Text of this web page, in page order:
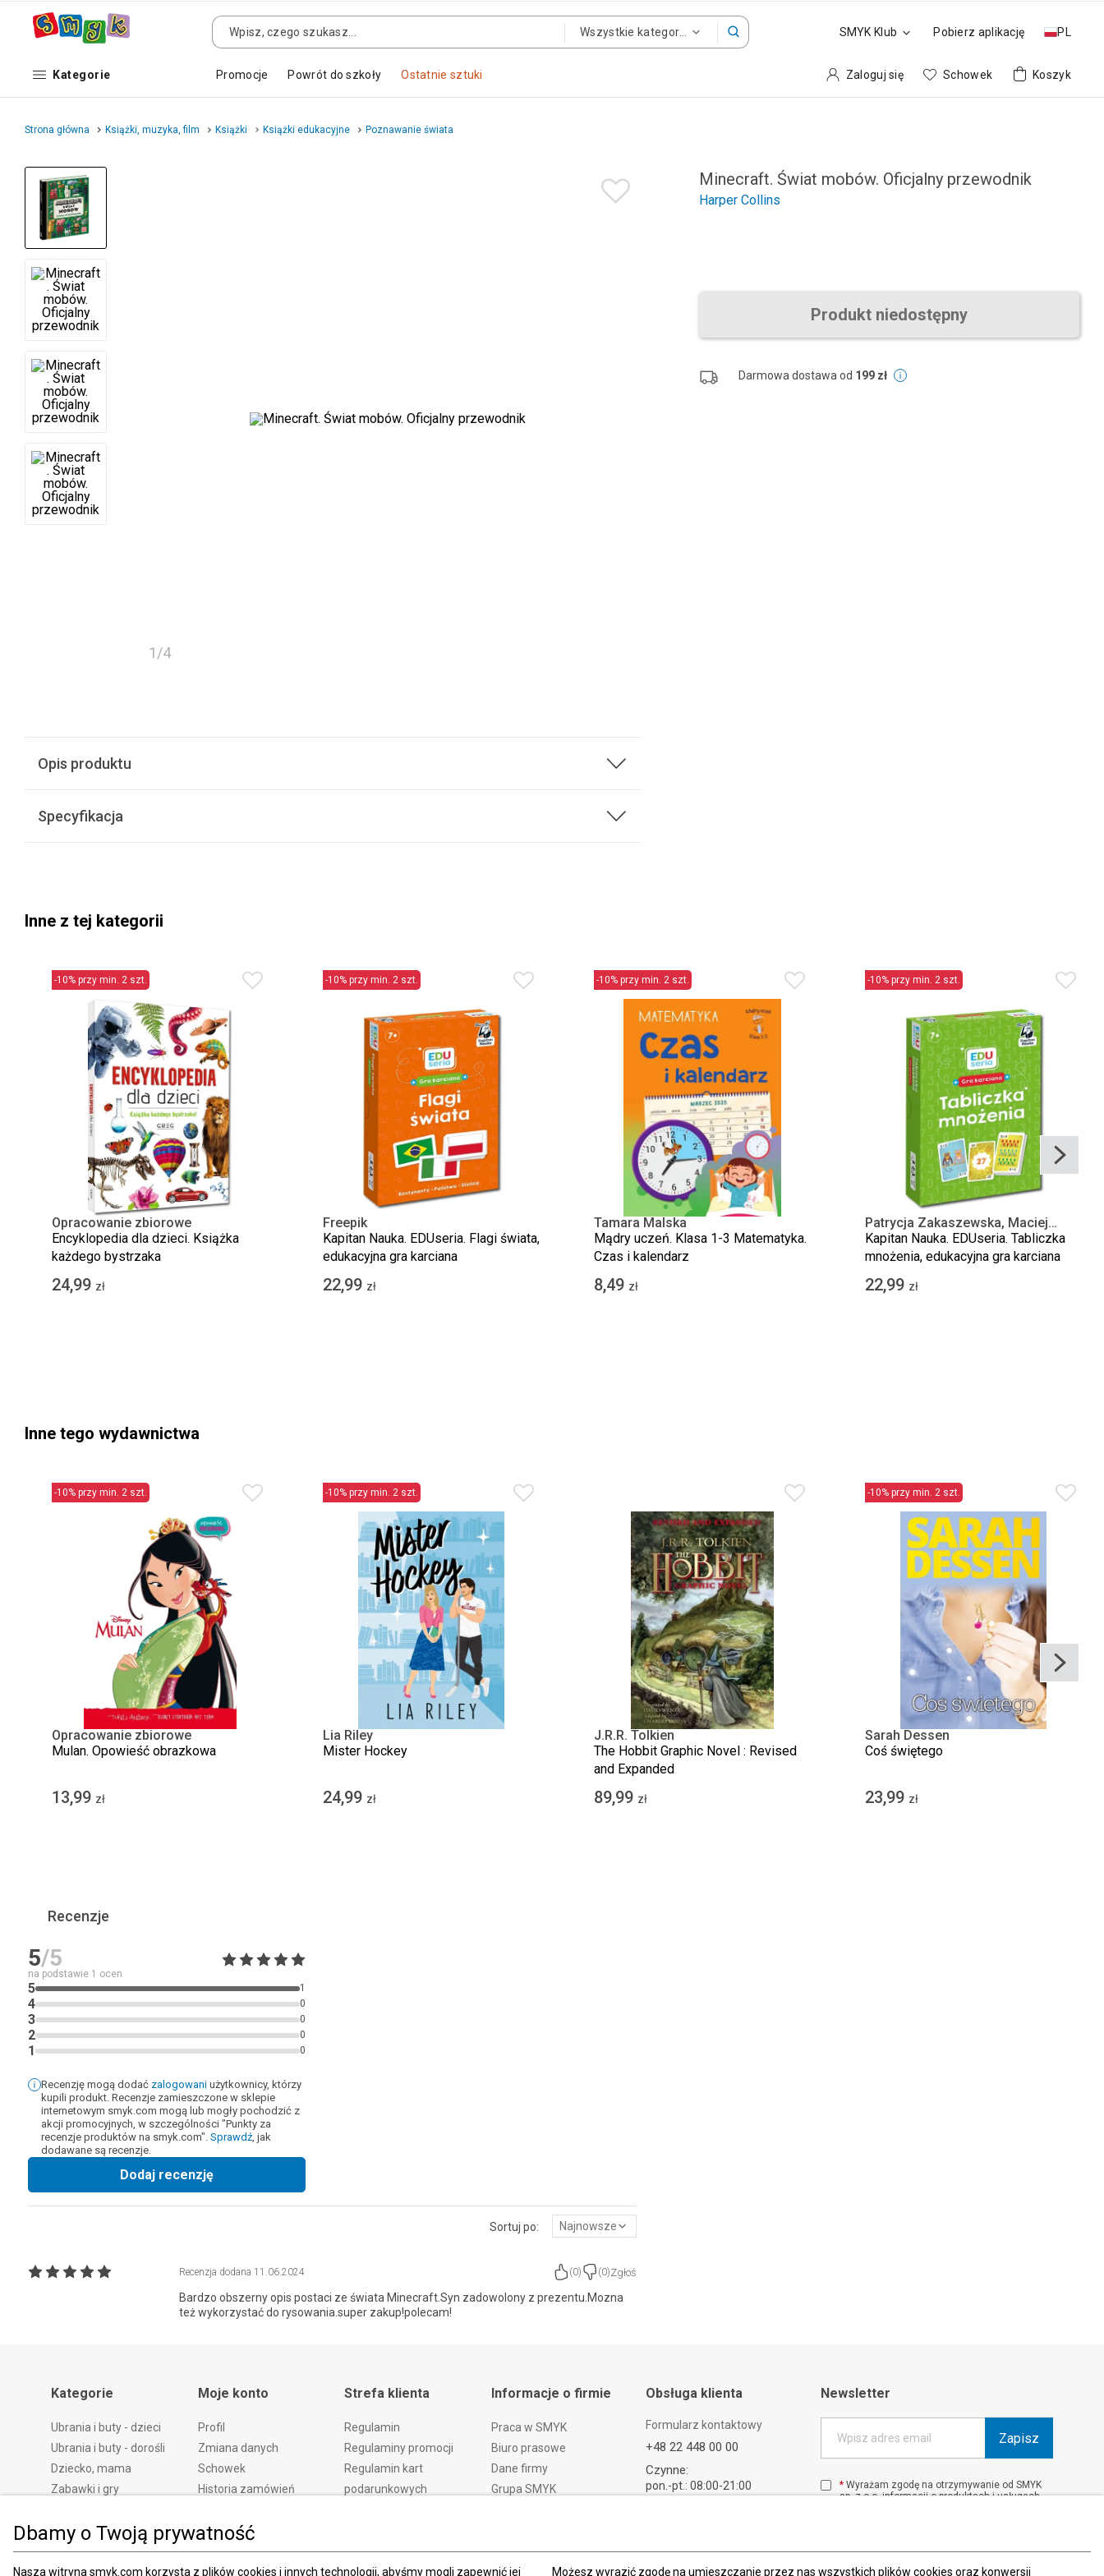
SMYK Klub Pobierz aplikację PL
Kategorie Promocje Powrót do szkoły Ostatnie sztuki
Dbamy o Twoją prywatność
Nasza witryna smyk.com korzysta z plików cookies i innych technologii, abyśmy mogli zapewnić jej Możesz wyrazić zgodę na umieszczanie przez nas wszystkich plików cookies oraz konwersji
Zaloguj się Schowek Koszyk
Strona główna Książki, muzyka, film Książki Książki edukacyjne Poznawanie świata
1/4
Opis produktu
Specyfikacja
Minecraft. Świat mobów. Oficjalny przewodnik
Harper Collins
Produkt niedostępny
Darmowa dostawa od 199 zł
Inne z tej kategorii
-10% przy min. 2 szt.
Opracowanie zbiorowe
Encyklopedia dla dzieci. Książka
każdego bystrzaka
24,99 zł
-10% przy min. 2 szt.
Freepik
Kapitan Nauka. EDUseria. Flagi świata,
edukacyjna gra karciana
22,99 zł
-10% przy min. 2 szt.
Tamara Malska
Mądry uczeń. Klasa 1-3 Matematyka.
Czas i kalendarz
8,49 zł
-10% przy min. 2 szt.
Patrycja Zakaszewska, Maciej
Łazowski
Kapitan Nauka. EDUseria. Tabliczka
mnożenia, edukacyjna gra karciana
22,99 zł
Inne tego wydawnictwa
-10% przy min. 2 szt.
Opracowanie zbiorowe
Mulan. Opowieść obrazkowa
13,99 zł
-10% przy min. 2 szt.
Lia Riley
Mister Hockey
24,99 zł
J.R.R. Tolkien
The Hobbit Graphic Novel : Revised
and Expanded
89,99 zł
-10% przy min. 2 szt.
Sarah Dessen
Coś świętego
23,99 zł
Recenzje
5/5
na podstawie 1 ocen
5 1
4 0
3 0
2 0
1 0
Recenzję mogą dodać zalogowani użytkownicy, którzy
kupili produkt. Recenzje zamieszczone w sklepie
internetowym smyk.com mogą lub mogły pochodzić z
akcji promocyjnych, w szczególności "Punkty za
recenzje produktów na smyk.com". Sprawdź, jak
dodawane są recenzje.
Dodaj recenzję
Sortuj po: Najnowsze
Recenzja dodana 11.06.2024 (0) (0)Zgłoś
Bardzo obszerny opis postaci ze świata Minecraft.Syn zadowolony z prezentu.Mozna
też wykorzystać do rysowania.super zakup!polecam!
Kategorie
Ubrania i buty - dzieci
Ubrania i buty - dorośli
Dziecko, mama
Zabawki i gry
Zdrowie i uroda
Dom i ogród
Promocje
Moje konto
Profil
Zmiana danych
Schowek
Historia zamówień
Polityka prywatności
Ustawienia prywatności
Śledzenie zamówień
Strefa klienta
Regulamin
Regulaminy promocji
Regulamin kart
podarunkowych
Reklamacje
Metody płatności
Informacje o firmie
Praca w SMYK
Biuro prasowe
Dane firmy
Grupa SMYK
Akt o usługach cyfrowych
Deklaracja dostępności
Obsługa klienta
Formularz kontaktowy
+48 22 448 00 00
Czynne:
pon.-pt.: 08:00-21:00
Newsletter
Wpisz adres email Zapisz
* Wyrażam zgodę na otrzymywanie od SMYK
sp. z o.o. informacji o produktach i usługach
W każdej chwili możesz z łatwością cofnąć